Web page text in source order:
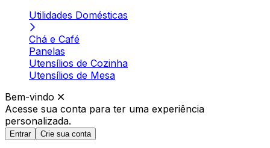
Utilidades Domésticas
Chá e Café
Panelas
Utensílios de Cozinha
Utensílios de Mesa
Bem-vindo
Acesse sua conta para ter uma experiência
personalizada.
Entrar Crie sua conta